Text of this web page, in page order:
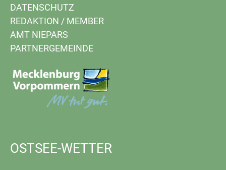
DATENSCHUTZ
REDAKTION / MEMBER
AMT NIEPARS
PARTNERGEMEINDE
OSTSEE-WETTER